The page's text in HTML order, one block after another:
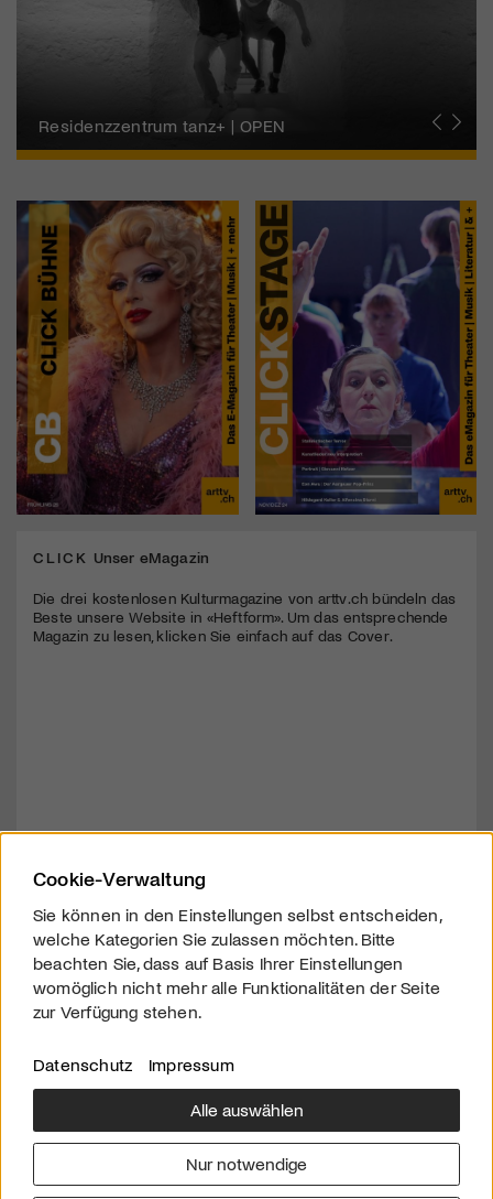
Migros-Kulturprozent | Tanzfestival Steps
Residenzzentrum tanz+ | OPEN
Tanzszene Schweiz
CLICK Unser eMagazin
Die drei kostenlosen Kulturmagazine von arttv.ch bündeln das
Beste unsere Website in «Heftform». Um das entsprechende
Magazin zu lesen, klicken Sie einfach auf das Cover.
Über uns
Downloads
Werben
Impressum
Cookie-Verwaltung
Sie können in den Einstellungen selbst entscheiden,
welche Kategorien Sie zulassen möchten. Bitte
beachten Sie, dass auf Basis Ihrer Einstellungen
womöglich nicht mehr alle Funktionalitäten der Seite
zur Verfügung stehen.
Datenschutz Impressum
Alle auswählen
Nur notwendige